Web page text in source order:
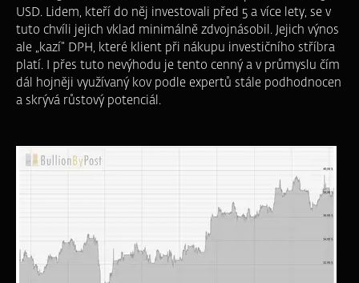
USD. Lidem, kteří do něj investovali před 5 a více lety, se v
tuto chvíli jejich vklad minimálně zdvojnásobil. Jejich výnos
ale „kazí“ DPH, které klient při nákupu investičního stříbra
platí. I přes tuto nevýhodu je tento cenný a v průmyslu čím
dál hojněji využívaný kov podle expertů stále podhodnocen
a skrývá růstový potenciál.